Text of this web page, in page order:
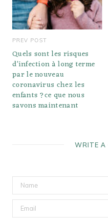
PREV POST
Quels sont les risques
d’infection à long terme
par le nouveau
coronavirus chez les
enfants ?ce que nous
savons maintenant
WRITE A